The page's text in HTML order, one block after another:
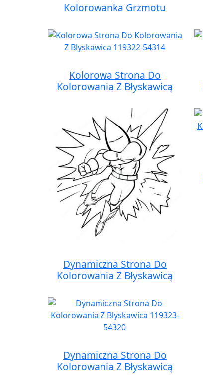
Kolorowanka Grzmotu
Kolorowa Strona Do
Kolorowania Z Błyskawicą
Dynamiczna Strona Do
Kolorowania Z Błyskawicą
Dynamiczna Strona Do
Kolorowania Z Błyskawicą